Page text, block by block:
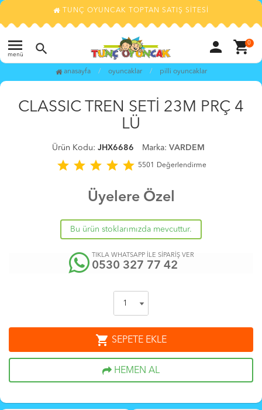
TUNÇ OYUNCAK TOPTAN SATIŞ SİTESİ
menu
menü search person shopping_cart0
anasayfa oyuncaklar pi̇lli̇ oyuncaklar
favorite_border
CLASSIC TREN SETİ 23M PRÇ 4
LÜ
Ürün Kodu: JHX6686 Marka: VARDEM
star star star star star 5501 Değerlendirme
Üyelere Özel
Bu ürün stoklarımızda mevcuttur.
TIKLA WHATSAPP İLE SİPARİŞ VER
0530 327 77 42
shopping_cart SEPETE EKLE
HEMEN AL